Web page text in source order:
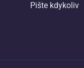
Pište kdykoliv